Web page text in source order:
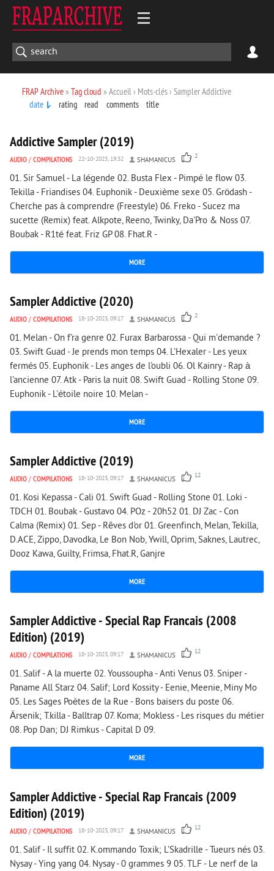
FRAP Archive» Tag cloud » Accueil › Mots-clés › Sampler Addictive
date
rating read comments title
Addictive Sampler (2019)
AUDIO / COMPILATIONS 22-10-2025, 19:32 SHAMANICUS 2
01. Sir Samuel - La légende 02. Busta Flex - Pimpé le flow 03.
Tekilla - Friandises 04. Euphonik - Deuxième sexe 05. Grödash -
Cherche pas à comprendre (Freestyle) 06. Freko - Sucez ma
sucette (Remix) feat. Alkpote, Reeno, Twinky, Da'Pro & Noss 07.
Boubak - R1té feat. Friz GP 08. Fhat.R -
MORE
2 234 0
Sampler Addictive (2020)
AUDIO / COMPILATIONS 18-10-2023, 09:17 SHAMANICUS 2
01. Melan - On f'ra genre 02. Furax Barbarossa - Qui m'demande ?
03. Swift Guad - Je prends mon temps 04. L'Hexaler - Les yeux
fermés 05. Euphonik - Les anges de l'oubli 06. Ol Kainry - Rap à
l'ancienne 07. Atk - Paris la nuit 08. Swift Guad - Rolling Stone 09.
Euphonik - L'étoile noire 10. Melan -
MORE
3 919 0
Sampler Addictive (2019)
AUDIO / COMPILATIONS 18-10-2023, 09:17 SHAMANICUS 12
01. Kosi Kepassa - Cali 01. Swift Guad - Rolling Stone 01. Loki -
TDCH 01. Boubak - Gustavo 04. POz - 20h52 01. DJ Zac - Con
Calma (Remix) 01. Sep - Rêves d'or 01. Greenfinch, Melan, Tekilla,
D.ACE, Zippo, Davodka, Le Bon Nob, Ywill, Oprim, Saknes, Lautrec,
Dooz Kawa, Guilty, Frimsa, Fhat.R, Ganjre
MORE
3 187 0
Sampler Addictive - Special Rap Francais (2008
Edition) (2019)
AUDIO / COMPILATIONS 18-10-2023, 09:17 SHAMANICUS 12
01. Salif - A la muerte 02. Youssoupha - Anti Venus 03. Sniper -
Paname All Starz 04. Salif; Lord Kossity - Eenie, Meenie, Miny Mo
05. Les Sages Poètes de la Rue - Bons baisers du poste 06.
Ärsenik; T.killa - Balltrap 07. Koma; Mokless - Les risques du métier
08. Pop Dan; DJ Rimkus - Capital D 09.
MORE
3 163 0
Sampler Addictive - Special Rap Francais (2009
Edition) (2019)
AUDIO / COMPILATIONS 18-10-2023, 09:17 SHAMANICUS 12
01. Salif - Il suffit 02. K.ommando Toxik; L'Skadrille - Tueurs nés 03.
Nysay - Ying yang 04. Nysay - 0 grammes 9 05. TLF - Le nerf de la